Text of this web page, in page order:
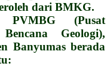
dari BMKG.
(Pusat
Geologi),
Banyumas berada